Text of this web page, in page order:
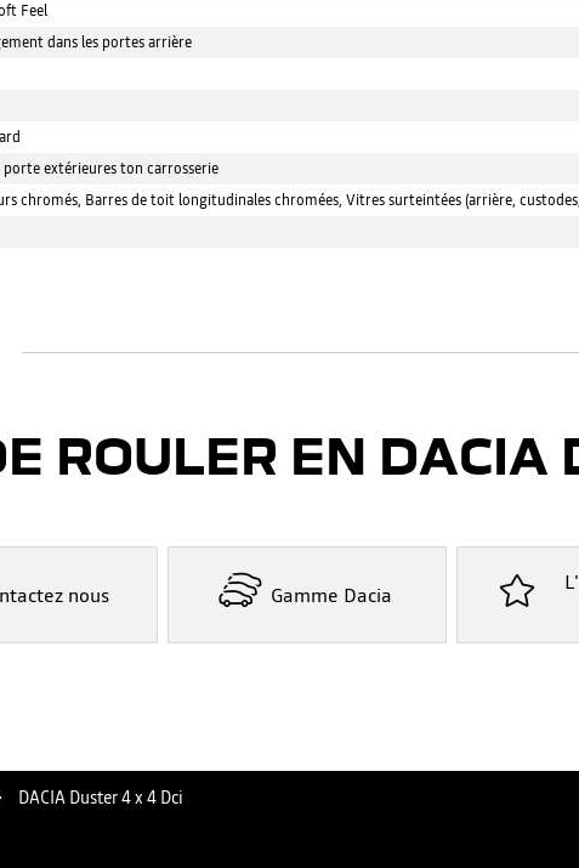
Feel
dans les portes arrière
porte extérieures ton carrosserie
chromés, Barres de toit longitudinales chromées, Vitres surteintées (arrière,
ROULER EN DACIA
nous Gamme Dacia